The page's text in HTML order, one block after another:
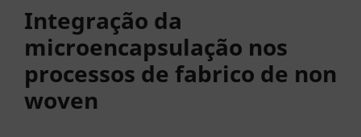
Integração da
microencapsulação nos
processos de fabrico de non
woven